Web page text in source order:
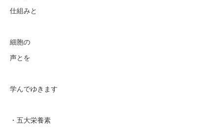
仕組みと
細胞の
声とを
学んでゆきます
・五大栄養素